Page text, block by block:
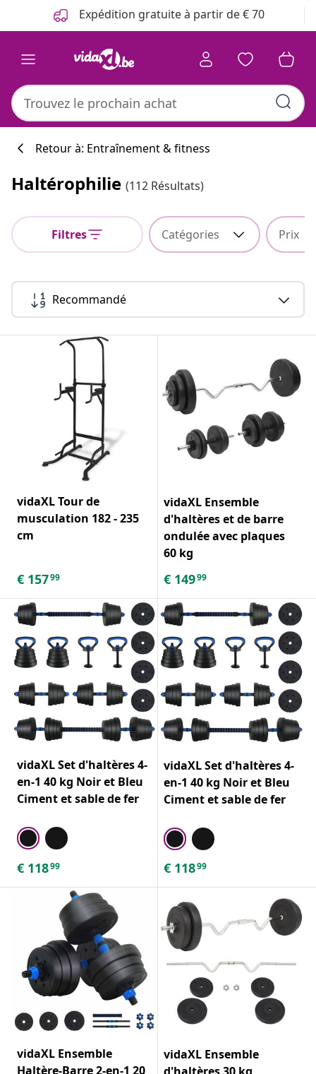
Expédition gratuite à partir de € 70
Retour à: Entraînement & fitness
Haltérophilie (112 Résultats)
Filtres Catégories Prix
Recommandé
vidaXL Tour de
musculation 182 - 235
cm
€ 15799
vidaXL Ensemble
d'haltères et de barre
ondulée avec plaques
60 kg
€ 14999
vidaXL Set d'haltères 4-
en-1 40 kg Noir et Bleu
Ciment et sable de fer
€ 11899
vidaXL Set d'haltères 4-
en-1 40 kg Noir et Bleu
Ciment et sable de fer
€ 11899
vidaXL Ensemble
Haltère-Barre 2-en-1 20
vidaXL Ensemble